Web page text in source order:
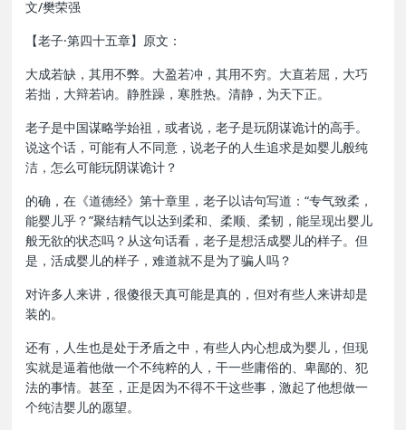
文/樊荣强
【老子·第四十五章】原文：
大成若缺，其用不弊。大盈若冲，其用不穷。大直若屈，大巧
若拙，大辩若讷。静胜躁，寒胜热。清静，为天下正。
老子是中国谋略学始祖，或者说，老子是玩阴谋诡计的高手。
说这个话，可能有人不同意，说老子的人生追求是如婴儿般纯
洁，怎么可能玩阴谋诡计？
的确，在《道德经》第十章里，老子以诘句写道：“专气致柔，
能婴儿乎？”聚结精气以达到柔和、柔顺、柔韧，能呈现出婴儿
般无欲的状态吗？从这句话看，老子是想活成婴儿的样子。但
是，活成婴儿的样子，难道就不是为了骗人吗？
对许多人来讲，很傻很天真可能是真的，但对有些人来讲却是
装的。
还有，人生也是处于矛盾之中，有些人内心想成为婴儿，但现
实就是逼着他做一个不纯粹的人，干一些庸俗的、卑鄙的、犯
法的事情。甚至，正是因为不得不干这些事，激起了他想做一
个纯洁婴儿的愿望。